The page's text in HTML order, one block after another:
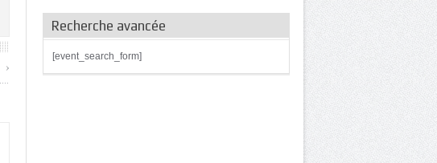
›
Recherche avancée
[event_search_form]